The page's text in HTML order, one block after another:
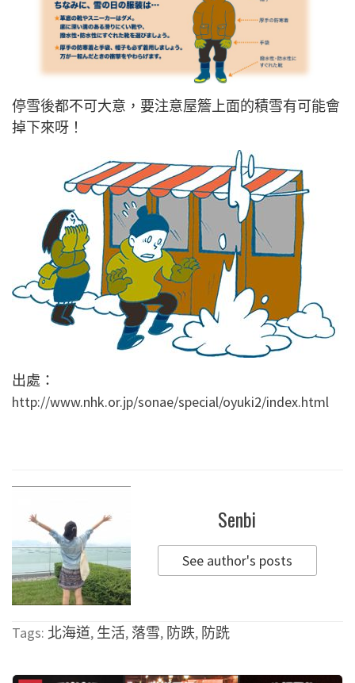
停雪後都不可大意，要注意屋簷上面的積雪有可能會
掉下來呀！
出處：
http://www.nhk.or.jp/sonae/special/oyuki2/index.html
Senbi
See author's posts
Tags: 北海道, 生活, 落雪, 防跌, 防跣